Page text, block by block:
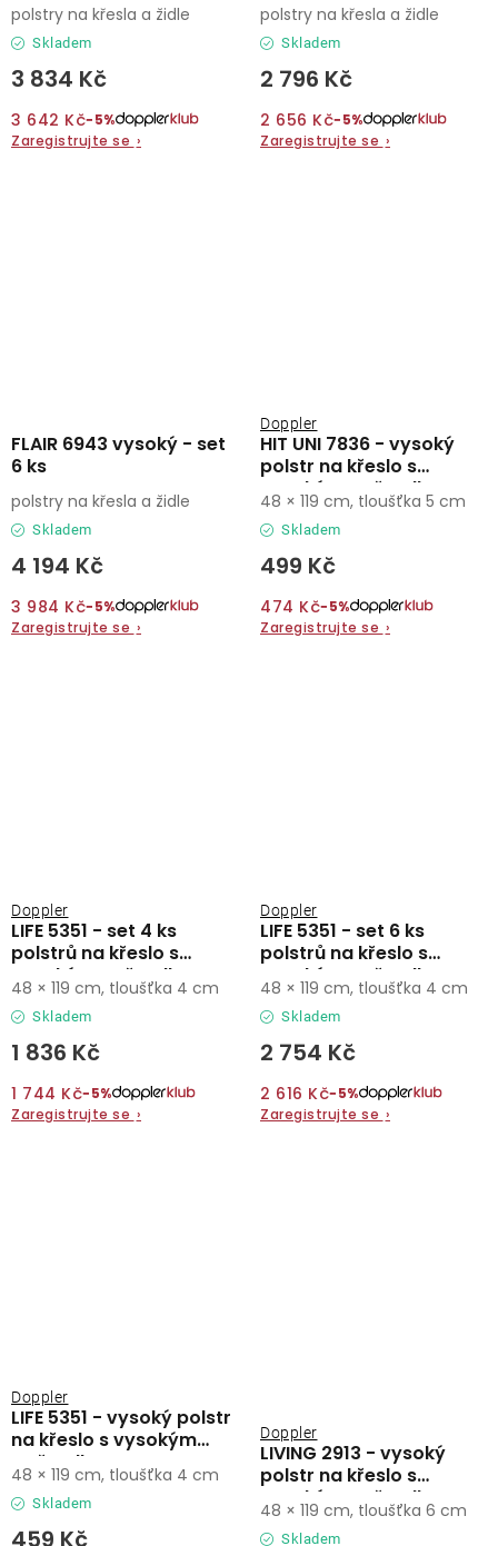
Skladem
3 834 Kč
3 642 Kč−5%
Zaregistrujte se ›
polstry na křesla a židle
Skladem
2 796 Kč
2 656 Kč−5%
Zaregistrujte se ›
polstry na křesla a židle
FLAIR 6943 vysoký - set
6 ks
Skladem
4 194 Kč
3 984 Kč−5%
Zaregistrujte se ›
polstry na křesla a židle
HIT UNI 7836 - vysoký
polstr na křeslo s
vysokým opěradlem
Doppler
Skladem
499 Kč
474 Kč−5%
Zaregistrujte se ›
48 × 119 cm, tloušťka 5 cm
LIFE 5351 - set 4 ks
polstrů na křeslo s
vysokým opěradlem
Doppler
Skladem
1 836 Kč
1 744 Kč−5%
Zaregistrujte se ›
48 × 119 cm, tloušťka 4 cm
LIFE 5351 - set 6 ks
polstrů na křeslo s
vysokým opěradlem
Doppler
Skladem
2 754 Kč
2 616 Kč−5%
Zaregistrujte se ›
48 × 119 cm, tloušťka 4 cm
LIFE 5351 - vysoký polstr
na křeslo s vysokým
opěradlem
Doppler
Skladem
459 Kč
48 × 119 cm, tloušťka 4 cm
LIVING 2913 - vysoký
polstr na křeslo s
vysokým opěradlem
Doppler
Skladem
48 × 119 cm, tloušťka 6 cm